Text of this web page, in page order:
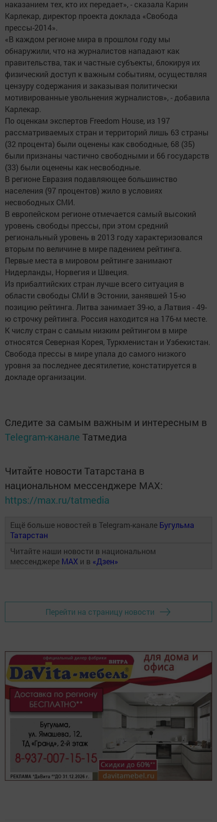
наказанием тех, кто их передает», - сказала Карин
Карлекар, директор проекта доклада «Свобода
прессы-2014».
«В каждом регионе мира в прошлом году мы
обнаружили, что на журналистов нападают как
правительства, так и частные субъекты, блокируя их
физический доступ к важным событиям, осуществляя
цензуру содержания и заказывая политически
мотивированные увольнения журналистов», - добавила
Карлекар.
По оценкам экспертов Freedom House, из 197
рассматриваемых стран и территорий лишь 63 страны
(32 процента) были оценены как свободные, 68 (35)
были признаны частично свободными и 66 государств
(33) были оценены как несвободные.
В регионе Евразия подавляющее большинство
населения (97 процентов) жило в условиях
несвободных СМИ.
В европейском регионе отмечается самый высокий
уровень свободы прессы, при этом средний
региональный уровень в 2013 году характеризовался
вторым по величине в мире падением рейтинга.
Первые места в мировом рейтинге занимают
Нидерланды, Норвегия и Швеция.
Из прибалтийских стран лучше всего ситуация в
области свободы СМИ в Эстонии, занявшей 15-ю
позицию рейтинга. Литва занимает 39-ю, а Латвия - 49-
ю строчку рейтинга. Россия находится на 176-м месте.
К числу стран с самым низким рейтингом в мире
относятся Северная Корея, Туркменистан и Узбекистан.
Свобода прессы в мире упала до самого низкого
уровня за последнее десятилетие, констатируется в
докладе организации.
Следите за самым важным и интересным в
Telegram-канале Татмедиа
Читайте новости Татарстана в
национальном мессенджере MАХ:
https://max.ru/tatmedia
Ещё больше новостей в Telegram-канале Бугульма
Татарстан
Читайте наши новости в национальном
мессенджере MAX и в «Дзен»
Перейти на страницу новости